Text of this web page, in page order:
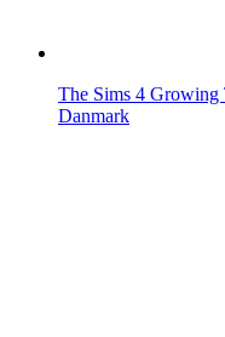
The Sims 4 Growing
Danmark